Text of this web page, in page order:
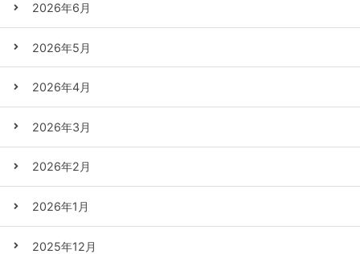
2026年6月
2026年5月
2026年4月
2026年3月
2026年2月
2026年1月
2025年12月